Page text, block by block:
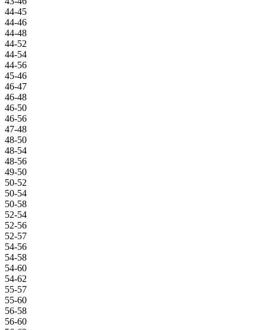
44-45
44-46
44-48
44-52
44-54
44-56
45-46
46-47
46-48
46-50
46-56
47-48
48-50
48-54
48-56
49-50
50-52
50-54
50-58
52-54
52-56
52-57
54-56
54-58
54-60
54-62
55-57
55-60
56-58
56-60